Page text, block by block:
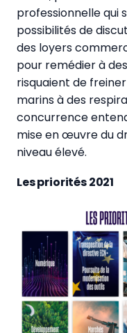
professionnelle qui
possibilités de
des loyers
pour remédier à
risquaient de
marins à des
concurrence
mise en œuvre du
niveau élevé.
Les priorités 2021